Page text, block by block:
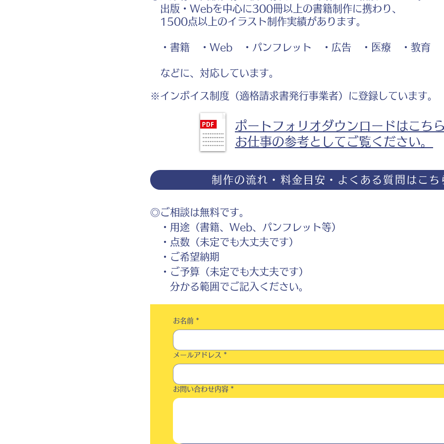
出版・Webを中心に300冊以上の書籍制作に携わり、
1500点以上のイラスト制作実績があります。
・書籍 ・Web ・パンフレット ・広告 ・医療 ・教育
などに、対応しています。
※インボイス制度（適格請求書発行事業者）に登録しています。
ポートフォリオダウンロードはこち
お仕事の参考としてご覧ください。
制作の流れ・料金目安・よくある質問はこち
◎ご相談は無料です。
・用途（書籍、Web、パンフレット等）
・点数（未定でも大丈夫です）
・ご希望納期
・ご予算（未定でも大丈夫です）
分かる範囲でご記入ください。
お名前 *
メールアドレス *
お問い合わせ内容 *